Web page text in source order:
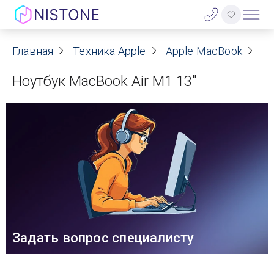
Акции
О нас
Договор оферты
Реквизиты
Контакты
Гарантия
Главная Техника Apple Apple MacBook
Ноутбук MacBook Air M1 13"
Задать вопрос специалисту